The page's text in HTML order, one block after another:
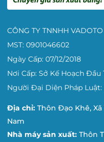
Ngoài ra, khi mua hàng
♦100% các sản phẩm
lưỡng qua các khâu
♦Chúng tôi có kho và
Nội và TP.HCM nên rất
CÔNG TY TNNHH VADOTO
MST: 0901046602
Ngày Cấp: 07/12/2018
Nơi Cấp: Sở Kế Hoạch Đầu
Người Đại Diện Pháp
Địa chỉ: Thôn Đạo Khê,
Nam
Nhà máy sản xuất: Thôn